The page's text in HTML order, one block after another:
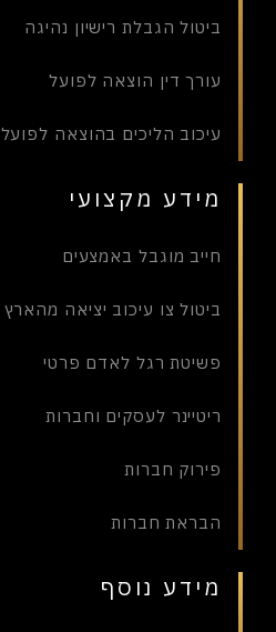
ביטול הגבלת רישיון נהיגה
עורך דין הוצאה לפועל
עיכוב הליכים בהוצאה לפועל
מידע מקצועי
חייב מוגבל באמצעים
ביטול צו עיכוב יציאה מהארץ
פשיטת רגל לאדם פרטי
ריטיינר לעסקים וחברות
פירוק חברות
הבראת חברות
מידע נוסף